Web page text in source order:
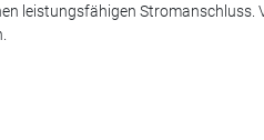
leistungsfähigen Stromanschluss.